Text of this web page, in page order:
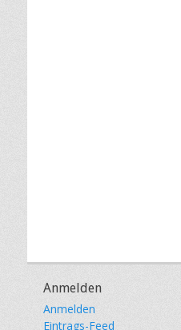
Anmelden
Anmelden
Eintrags-Feed